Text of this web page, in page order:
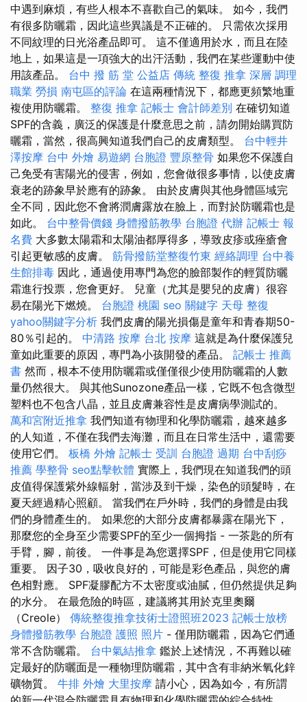
中遇到麻煩，有些人根本不喜歡自己的氣味。 如今，我們
有很多防曬霜，因此這些異議是不正確的。 只需依次採用
不同紋理的日光浴產品即可。 這不僅適用於水，而且在陸
地上，如果這是一項強大的出汗活動，我們在某些運動中使
用該產品。 台中 撥 筋 堂 公益店 傳統 整復 推拿 深層 調理
職業 勞損 南屯區的評論 在這兩種情況下，都應更頻繁地重
複使用防曬霜。 整復 推拿 記帳士 會計師差別 在確切知道
SPF的含義，廣泛的保護是什麼意思之前，請勿開始購買防
曬霜，當然，很高興知道我們自己的皮膚類型。 台中輕井
澤按摩 台中 外燴 易遊網 台胞證 豐原整骨 如果您不保護自
己免受有害陽光的侵害，例如，您會做很多事情，以使皮膚
衰老的跡象早於應有的跡象。 由於皮膚與其他身體區域完
全不同，因此您不會將潤膚露放在臉上，而對於防曬霜也是
如此。 台中整骨價錢 身體撥筋教學 台胞證 代辦 記帳士 報
名費 大多數太陽霜和太陽油都厚得多，導致皮疹或痤瘡會
引起更敏感的皮膚。 筋骨撥筋堂整復竹東 經絡調理 台中養
生館排毒 因此，通過使用專門為您的臉部製作的輕質防曬
霜進行投票，您會更好。 兒童（尤其是嬰兒的皮膚）很容
易在陽光下燃燒。 台胞證 桃園 seo 關鍵字 天母 整復
yahoo關鍵字分析 我們皮膚的陽光損傷是童年和青春期50-
80％引起的。 中清路 按摩 台北 按摩 這就是為什麼保護兒
童如此重要的原因，專門為小孩開發的產品。 記帳士 推薦
書 然而，根本不使用防曬霜或僅僅很少使用防曬霜的人數
量仍然很大。 與其他Sunozone產品一樣，它既不包含微型
塑料也不包含八晶，並且皮膚兼容性是皮膚病學測試的。
萬和宮附近推拿 我們知道有物理和化學防曬霜，越來越多
的人知道，不僅在我們去海灘，而且在日常生活中，還需要
使用它們。 板橋 外燴 記帳士 受訓 台胞證 過期 台中刮痧
推薦 學整骨 seo點擊軟體 實際上，我們現在知道我們的頭
皮值得保護紫外線輻射，當涉及到干燥，染色的頭髮時，在
夏天經過精心照顧。 當我們在戶外時，我們的身體是由我
們的身體產生的。 如果您的大部分皮膚都暴露在陽光下，
那麼您的全身至少需要SPF的至少一個拇指 - 一茶匙的所有
手臂，腳，前後。 一件事是為您選擇SPF，但是使用它同樣
重要。 因子30，吸收良好的，可能是彩色產品，與您的膚
色相對應。 SPF凝膠配方不太密度或油膩，但仍然提供足夠
的水分。 在最危險的時區，建議將其用於克里奧爾
（Creole） 傳統整復推拿技術士證照班2023 記帳士放榜
身體撥筋教學 台胞證 護照 照片 - 僅用防曬霜，因為它們通
常不含防曬霜。 台中氣結推拿 鑑於上述情況，不再難以確
定最好的防曬面是一種物理防曬霜，其中含有非納米氧化鋅
礦物質。 牛排 外燴 大里按摩 請小心，因為如今，有所謂